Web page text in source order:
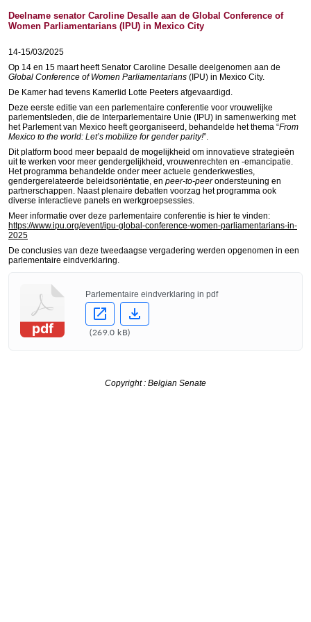
Deelname senator Caroline Desalle aan de Global Conference of
Women Parliamentarians (IPU) in Mexico City
14-15/03/2025
Op 14 en 15 maart heeft Senator Caroline Desalle deelgenomen aan de
Global Conference of Women Parliamentarians (IPU) in Mexico City.
De Kamer had tevens Kamerlid Lotte Peeters afgevaardigd.
Deze eerste editie van een parlementaire conferentie voor vrouwelijke
parlementsleden, die de Interparlementaire Unie (IPU) in samenwerking met
het Parlement van Mexico heeft georganiseerd, behandelde het thema “From
Mexico to the world: Let’s mobilize for gender parity!”.
Dit platform bood meer bepaald de mogelijkheid om innovatieve strategieën
uit te werken voor meer gendergelijkheid, vrouwenrechten en -emancipatie.
Het programma behandelde onder meer actuele genderkwesties,
gendergerelateerde beleidsoriëntatie, en peer-to-peerondersteuning en
partnerschappen. Naast plenaire debatten voorzag het programma ook
diverse interactieve panels en werkgroepsessies.
Meer informatie over deze parlementaire conferentie is hier te vinden:
https://www.ipu.org/event/ipu-global-conference-women-parliamentarians-in-
2025
De conclusies van deze tweedaagse vergadering werden opgenomen in een
parlementaire eindverklaring.
pdf
Parlementaire eindverklaring in pdf
(269.0 kB)
Copyright : Belgian Senate